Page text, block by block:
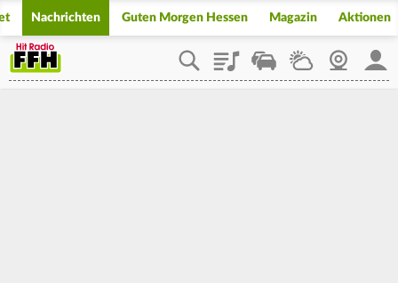
Nachrichten Guten Morgen Hessen Magazin Aktionen
PlaylistStaupilotWetterWebcam